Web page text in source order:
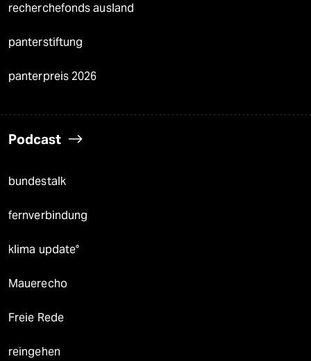
recherchefonds ausland
panterstiftung
panterpreis 2026
Podcast
bundestalk
fernverbindung
klima update°
Mauerecho
Freie Rede
reingehen